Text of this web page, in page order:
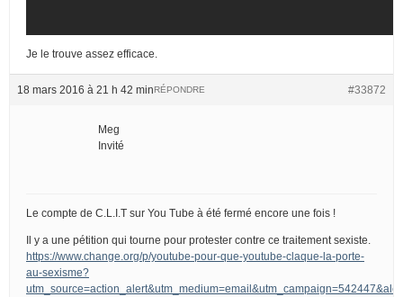
Je le trouve assez efficace.
18 mars 2016 à 21 h 42 min #33872
RÉPONDRE
Meg
Invité
Le compte de C.L.I.T sur You Tube à été fermé encore une fois !
Il y a une pétition qui tourne pour protester contre ce traitement sexiste.
https://www.change.org/p/youtube-pour-que-youtube-claque-la-porte-
au-sexisme?